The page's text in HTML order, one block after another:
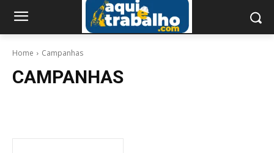
Home Campanhas
CAMPANHAS